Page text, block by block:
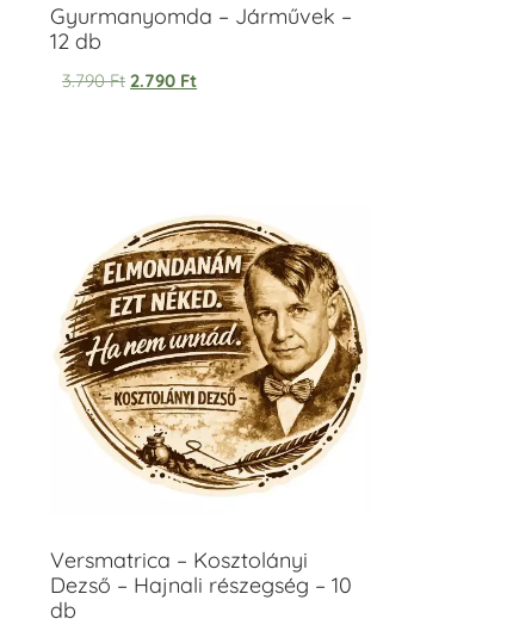
Gyurmanyomda – Járművek –
12 db
3.790Ft 2.790 Ft
Versmatrica – Kosztolányi
Dezső – Hajnali részegség – 10
db